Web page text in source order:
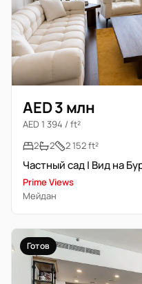
AED 3 млн
AED 1 394 / ft²
2
2 2 152 ft²
Частный сад | Вид на
Prime Views
Мейдан
Готов